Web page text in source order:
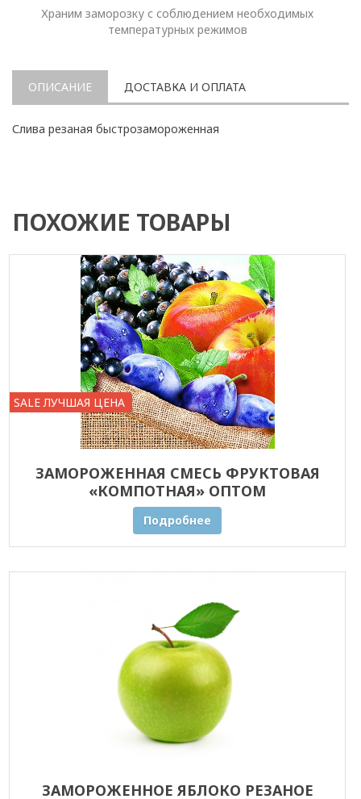
Храним заморозку с соблюдением необходимых
температурных режимов
ОПИСАНИЕ ДОСТАВКА И ОПЛАТА
Слива резаная быстрозамороженная
ПОХОЖИЕ ТОВАРЫ
SALE ЛУЧШАЯ ЦЕНА
ЗАМОРОЖЕННАЯ СМЕСЬ ФРУКТОВАЯ
«КОМПОТНАЯ» ОПТОМ
Подробнее
ЗАМОРОЖЕННОЕ ЯБЛОКО РЕЗАНОЕ